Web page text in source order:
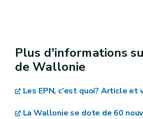
Plus d'informations
de Wallonie
Les EPN, c'est quoi? Article et
La Wallonie se dote de 60